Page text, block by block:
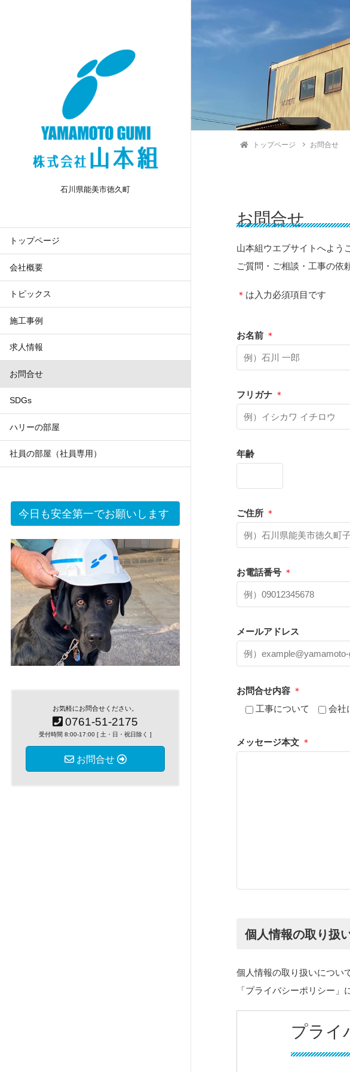
石川県能美市徳久町
トップページ
会社概要
トピックス
施工事例
求人情報
お問合せ
SDGs
ハリーの部屋
社員の部屋（社員専用）
今日も安全第一でお願いします
お気軽にお問合せください。
0761-51-2175
受付時間 8:00-17:00 [ 土・日・祝日除く ]
お問合せ
トップページ お問合せ
お問合せ
山本組ウエブサイトへよう
ご質問・ご相談・工事の依
＊ は入力必須項目です
お名前 ＊
フリガナ ＊
年齢
ご住所 ＊
お電話番号 ＊
メールアドレス
お問合せ内容 ＊
工事について
会社
メッセージ本文 ＊
個人情報の取り扱
個人情報の取り扱いについ
「プライバシーポリシー